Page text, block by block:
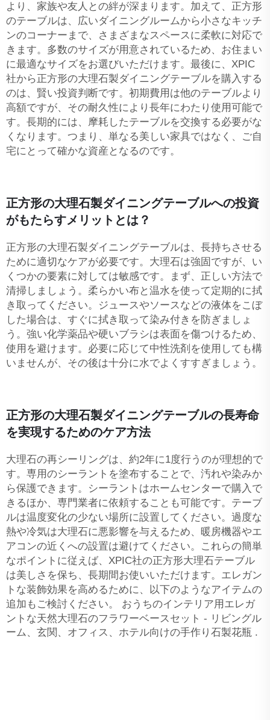
より、家族や友人との絆が深まります。加えて、正方形
のテーブルは、広いダイニングルームから小さなキッチ
ンのコーナーまで、さまざまなスペースに柔軟に対応で
きます。多数のサイズが用意されているため、お住まい
に最適なサイズをお選びいただけます。最後に、XPIC
社から正方形の大理石製ダイニングテーブルを購入する
のは、賢い投資判断です。初期費用は他のテーブルより
高額ですが、その耐久性により長年にわたり使用可能で
す。長期的には、摩耗したテーブルを交換する必要がな
くなります。つまり、単なる美しい家具ではなく、ご自
宅にとって確かな資産となるのです。
正方形の大理石製ダイニングテーブルへの投資
がもたらすメリットとは？
正方形の大理石製ダイニングテーブルは、長持ちさせる
ために適切なケアが必要です。大理石は強固ですが、い
くつかの要素に対しては敏感です。まず、正しい方法で
清掃しましょう。柔らかい布と温水を使って定期的に拭
き取ってください。ジュースやソースなどの液体をこぼ
した場合は、すぐに拭き取って染み付きを防ぎましょ
う。強い化学薬品や硬いブラシは表面を傷つけるため、
使用を避けます。必要に応じて中性洗剤を使用しても構
いませんが、その後は十分に水でよくすすぎましょう。
正方形の大理石製ダイニングテーブルの長寿命
を実現するためのケア方法
大理石の再シーリングは、約2年に1度行うのが理想的で
す。専用のシーラントを塗布することで、汚れや染みか
ら保護できます。シーラントはホームセンターで購入で
きるほか、専門業者に依頼することも可能です。テーブ
ルは温度変化の少ない場所に設置してください。過度な
熱や冷気は大理石に悪影響を与えるため、暖房機器やエ
アコンの近くへの設置は避けてください。これらの簡単
なポイントに従えば、XPIC社の正方形大理石テーブル
は美しさを保ち、長期間お使いいただけます。エレガン
トな装飾効果を高めるために、以下のようなアイテムの
追加もご検討ください。 おうちのインテリア用エレガ
ントな天然大理石のフラワーベースセット - リビングル
ーム、玄関、オフィス、ホテル向けの手作り石製花瓶 .